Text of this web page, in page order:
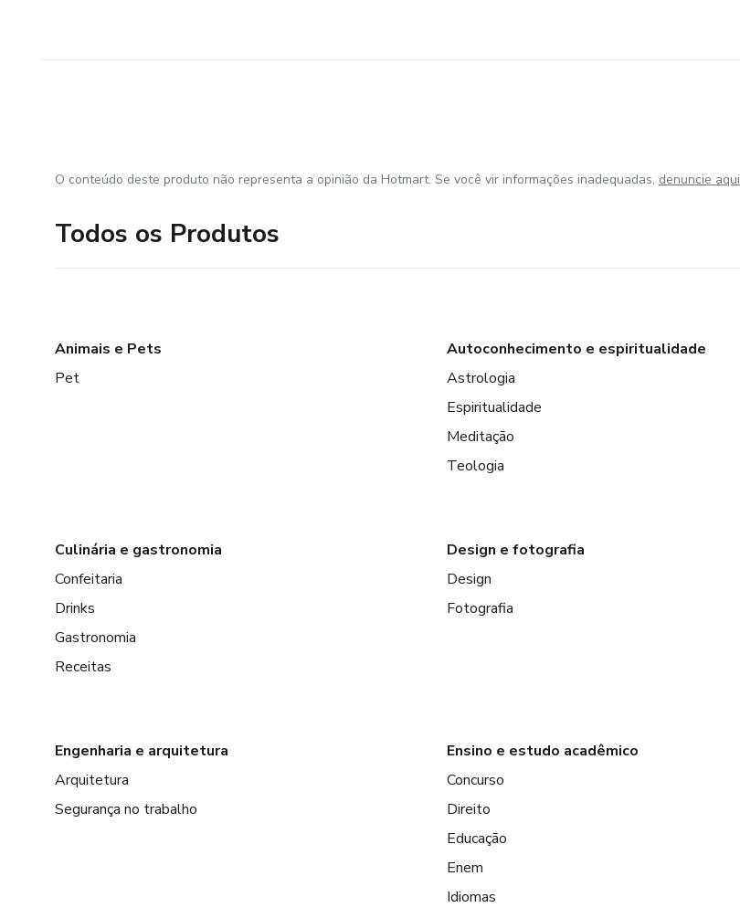
O conteúdo deste produto não representa a opinião da Hotmart. Se você vir informações inadequadas, denuncie aqui
Todos os Produtos
Animais e Pets
Pet
Autoconhecimento e espiritualidade
Astrologia
Espiritualidade
Meditação
Teologia
Culinária e gastronomia
Confeitaria
Drinks
Gastronomia
Receitas
Design e fotografia
Design
Fotografia
Engenharia e arquitetura
Arquitetura
Segurança no trabalho
Ensino e estudo acadêmico
Concurso
Direito
Educação
Enem
Idiomas